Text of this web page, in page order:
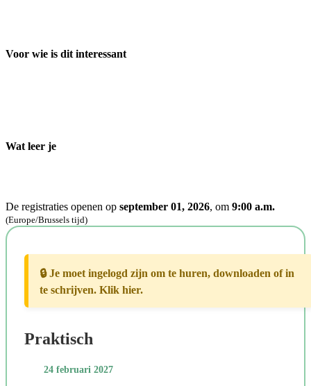
Voor wie is dit interessant
Wat leer je
De registraties openen op september 01, 2026, om 9:00 a.m.
(Europe/Brussels tijd)
🔒 Je moet ingelogd zijn om te huren, downloaden of in
te schrijven. Klik hier.
Praktisch
24 februari 2027